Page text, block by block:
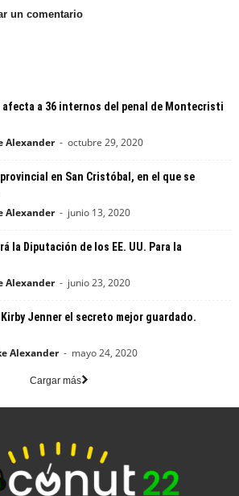
un comentario
afecta a 36 internos del penal de Montecristi
Alexander - octubre 29, 2020
en San Cristóbal, en el que se
Alexander - junio 13, 2020
la Diputación de los EE. UU. Para la
Alexander - junio 23, 2020
Kirby Jenner el secreto mejor guardado.
Alexander - mayo 24, 2020
Cargar más